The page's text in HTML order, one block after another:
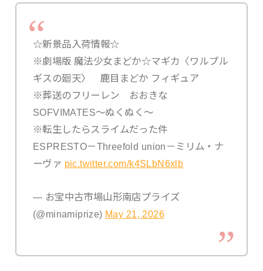
☆新景品入荷情報☆
※劇場版 魔法少女まどか☆マギカ〈ワルプル
ギスの廻天〉 鹿目まどか フィギュア
※葬送のフリーレン おおきな
SOFVIMATES～ぬくぬく～
※転生したらスライムだった件
ESPRESTO－Threefold union－ミリム・ナ
ーヴァ pic.twitter.com/k4SLbN6xlb
— お宝中古市場山形南店プライズ
(@minamiprize) May 21, 2026